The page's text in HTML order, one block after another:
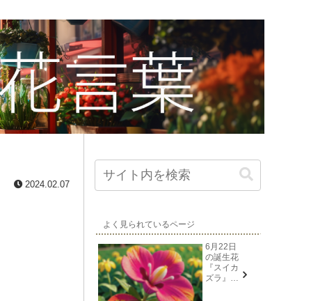
2024.02.07
よく見られているページ
6月22日
の誕生花
『スイカ
ズラ』花